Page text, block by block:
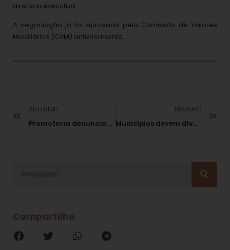
diretoria executiva.
A negociação já foi aprovada pela Comissão de Valores
Mobiliários (CVM) anteriormente.
ANTERIOR
Promotoria denuncia ex-prefeito de Cachoeira dos Índios (PB) por contratação irregular
PRÓXIMO
Municípios devem divulgar gastos na internet
Compartilhe